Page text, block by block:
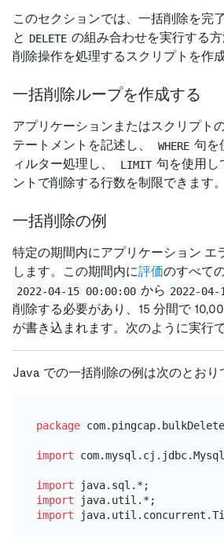
このセクションでは、一括削除を完
と DELETE の組み合わせを実行する
削除操作を処理するスクリプトを作
一括削除ループを作成する
アプリケーションまたはスクリプト
テートメントを記述し、
WHERE 句を
ィルター処理し、
LIMIT 句を使用し
ントで削除する行数を制限できます。
一括削除の例
特定の期間内にアプリケーション エ
します。この期間内に評価のすべて
2022-04-15 00:00:00 から 2022-
削除する必要があり、15 分間で
が書き込まれます。次のように実行で
Java での一括削除の例は次のとおり
package
import
import
import
import